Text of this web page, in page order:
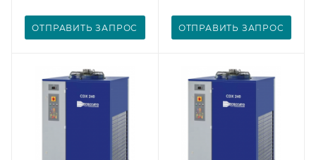
ОТПРАВИТЬ ЗАПРОС ОТПРАВИТЬ ЗАПРОС